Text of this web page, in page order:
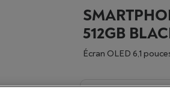
512GB
Écran OLED 6,1